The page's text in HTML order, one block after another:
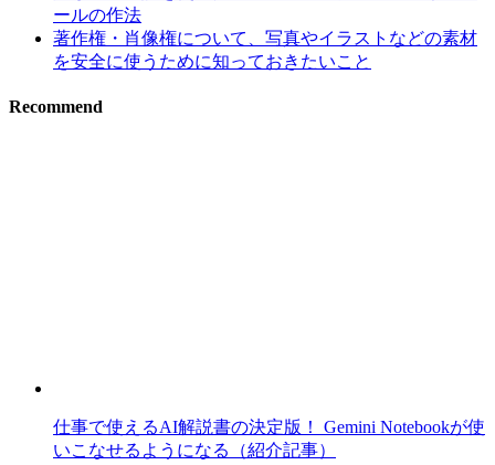
ールの作法
著作権・肖像権について、写真やイラストなどの素材
を安全に使うために知っておきたいこと
Recommend
仕事で使えるAI解説書の決定版！ Gemini Notebookが使
いこなせるようになる（紹介記事）